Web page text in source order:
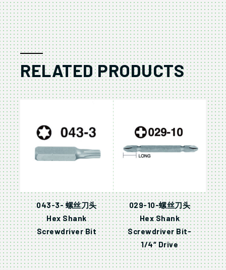
RELATED PRODUCTS
043-3- 螺丝刀头
Hex Shank
Screwdriver Bit
029-10-螺丝刀头
Hex Shank
Screwdriver Bit-
1/4″ Drive